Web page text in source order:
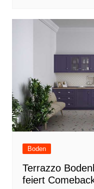
Boden
Terrazzo
feiert